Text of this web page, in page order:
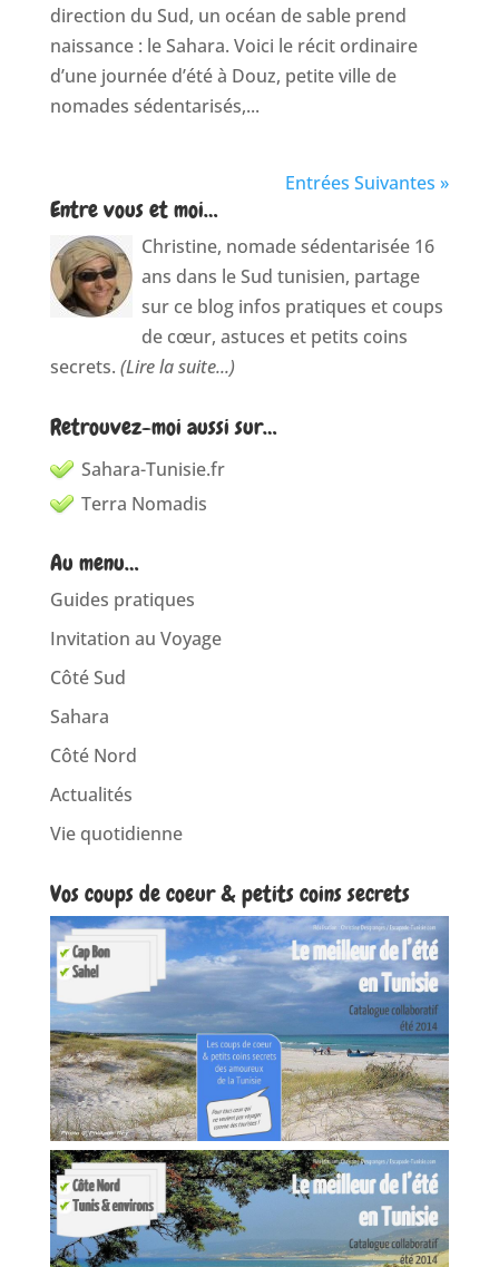
direction du Sud, un océan de sable prend
naissance : le Sahara. Voici le récit ordinaire
d’une journée d’été à Douz, petite ville de
nomades sédentarisés,...
Entrées Suivantes »
Entre vous et moi…
Christine, nomade sédentarisée 16
ans dans le Sud tunisien, partage
sur ce blog infos pratiques et coups
de cœur, astuces et petits coins
secrets. (Lire la suite...)
Retrouvez-moi aussi sur…
Sahara-Tunisie.fr
Terra Nomadis
Au menu…
Guides pratiques
Invitation au Voyage
Côté Sud
Sahara
Côté Nord
Actualités
Vie quotidienne
Vos coups de coeur & petits coins secrets